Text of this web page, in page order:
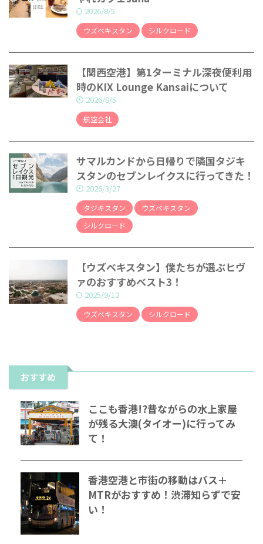
2026/8/5
ウズベキスタン シルクロード
【関西空港】第1ターミナル深夜便利用
時のKIX Lounge Kansaiについて
2026/8/5
航空会社
サマルカンドから日帰りで隣国タジキ
スタンのセブンレイクスに行ってきた！
2026/3/27
タジキスタン
ウズベキスタン
シルクロード
【ウズベキスタン】僕たちが選ぶヒヴ
ァのおすすめベスト3！
2025/9/12
ウズベキスタン シルクロード
おすすめ
ここも香港!?昔ながらの水上家屋
が残る大澳(タイオー)に行ってみ
て！
香港空港と市街の移動はバス＋
MTRがおすすめ！渋滞知らずで安
い！